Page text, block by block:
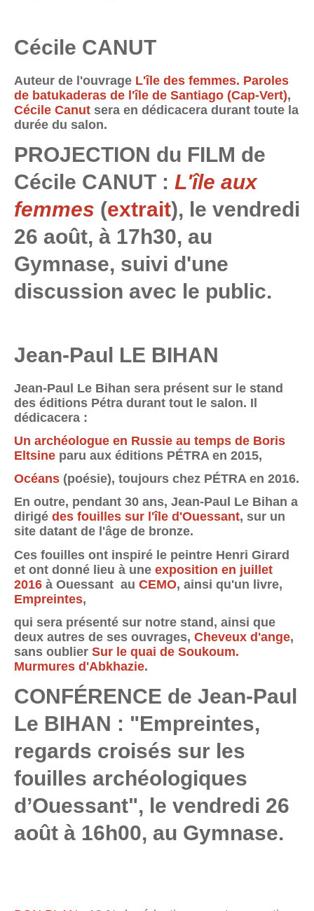
Cécile CANUT
Auteur de l'ouvrage L'île des femmes. Paroles
de batukaderas de l'île de Santiago (Cap-Vert),
Cécile Canut sera en dédicacera durant toute la
durée du salon.
PROJECTION du FILM de
Cécile CANUT : L'île aux
femmes (extrait), le vendredi
26 août, à 17h30, au
Gymnase, suivi d'une
discussion avec le public.
Jean-Paul LE BIHAN
Jean-Paul Le Bihan sera présent sur le stand
des éditions Pétra durant tout le salon. Il
dédicacera :
Un archéologue en Russie au temps de Boris
Eltsine paru aux éditions PÉTRA en 2015,
Océans (poésie), toujours chez PÉTRA en 2016.
En outre, pendant 30 ans, Jean-Paul Le Bihan a
dirigé des fouilles sur l'île d'Ouessant, sur un
site datant de l'âge de bronze.
Ces fouilles ont inspiré le peintre Henri Girard
et ont donné lieu à une exposition en juillet
2016 à Ouessant au CEMO, ainsi qu'un livre,
Empreintes,
qui sera présenté sur notre stand, ainsi que
deux autres de ses ouvrages, Cheveux d'ange,
sans oublier Sur le quai de Soukoum.
Murmures d'Abkhazie.
CONFÉRENCE de Jean-Paul
Le BIHAN : "Empreintes,
regards croisés sur les
fouilles archéologiques
d’Ouessant", le vendredi 26
août à 16h00, au Gymnase.